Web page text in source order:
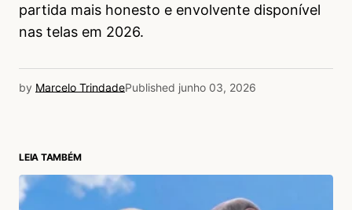
partida mais honesto e envolvente disponível
nas telas em 2026.
by Marcelo TrindadePublished junho 03, 2026
LEIA TAMBÉM